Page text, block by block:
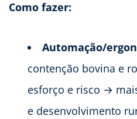
Como fazer:
Automação/
contenção bovina e
esforço e risco →
e desenvolvimento